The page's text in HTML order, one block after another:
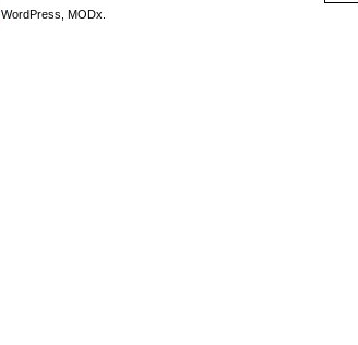
WordPress, MODx.